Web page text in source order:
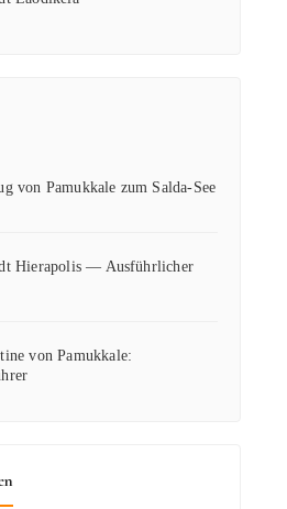
von Pamukkale zum Salda-See
Hierapolis — Ausführlicher
von Pamukkale: